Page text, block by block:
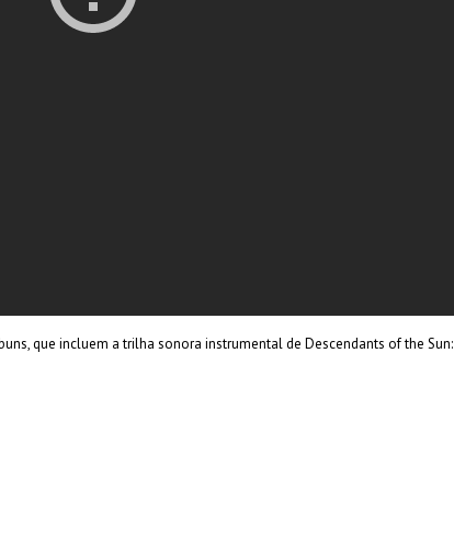
que incluem a trilha sonora instrumental de Descendants of the Sun: